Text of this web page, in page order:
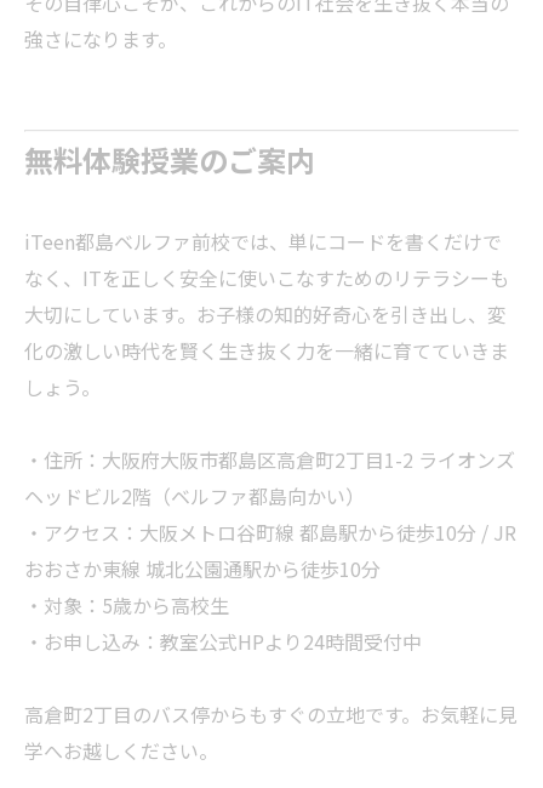
強さになります。
無料体験授業のご案内
iTeen都島ベルファ前校では、単にコードを書くだけで
なく、ITを正しく安全に使いこなすためのリテラシーも
大切にしています。お子様の知的好奇心を引き出し、変
化の激しい時代を賢く生き抜く力を一緒に育てていきま
しょう。
・住所：大阪府大阪市都島区高倉町2丁目1-2 ライオンズ
ヘッドビル2階（ベルファ都島向かい）
・アクセス：大阪メトロ谷町線 都島駅から徒歩10分 / JR
おおさか東線 城北公園通駅から徒歩10分
・対象：5歳から高校生
・お申し込み：教室公式HPより24時間受付中
高倉町2丁目のバス停からもすぐの立地です。お気軽に見
学へお越しください。